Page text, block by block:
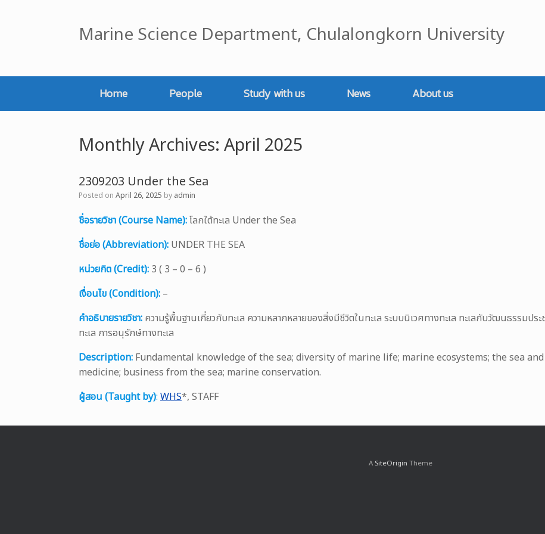
Marine Science Department, Chulalongkorn University
Home People Study with us News About us
Monthly Archives: April 2025
2309203 Under the Sea
Posted on April 26, 2025 by admin
ชื่อรายวิชา (Course Name):โลกใต้ทะเล Under the Sea
ชื่อย่อ (Abbreviation): UNDER THE SEA
หน่วยกิต (Credit): 3 ( 3 – 0 – 6 )
เงื่อนไข (Condition): –
คำอธิบายรายวิชา: ความรู้พื้นฐานเกี่ยวกับทะเล ความหลากหลายของสิ่งมีชีวิตในทะเล ระบบนิเวศทางทะเล ทะเลกับวัฒนธรรมป
ทะเล การอนุรักษ์ทางทะเล
Description: Fundamental knowledge of the sea; diversity of marine life; marine ecosystems; the sea
medicine; business from the sea; marine conservation.
ผู้สอน (Taught by): WHS*, STAFF
A SiteOrigin Theme